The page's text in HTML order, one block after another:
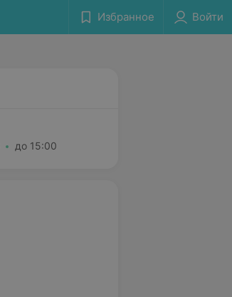
Избранное Войти
до 15:00